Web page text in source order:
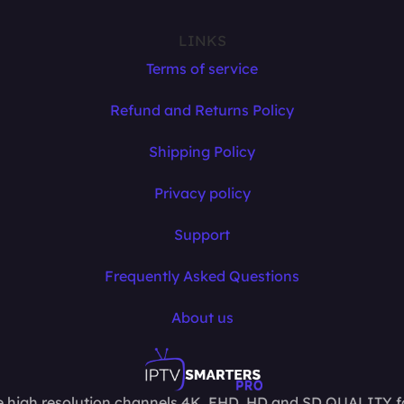
LINKS
Terms of service
Refund and Returns Policy
Shipping Policy
Privacy policy
Support
Frequently Asked Questions
About us